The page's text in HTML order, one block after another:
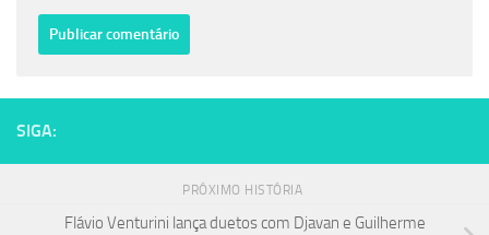
SIGA:
PRÓXIMO HISTÓRIA
Flávio Venturini lança duetos com Djavan e Guilherme